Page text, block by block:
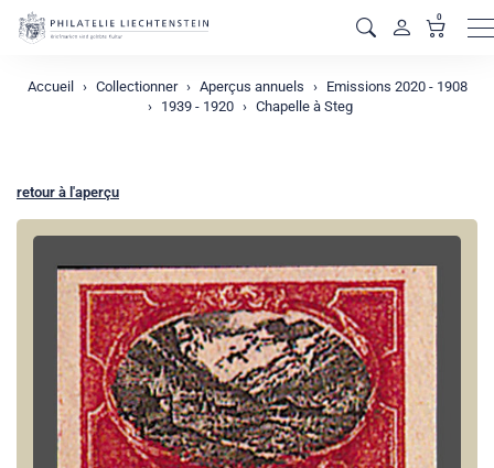
0
Accueil Collectionner Aperçus annuels
Emissions 2020 - 1908
1939 - 1920
Chapelle à Steg
retour à l'aperçu